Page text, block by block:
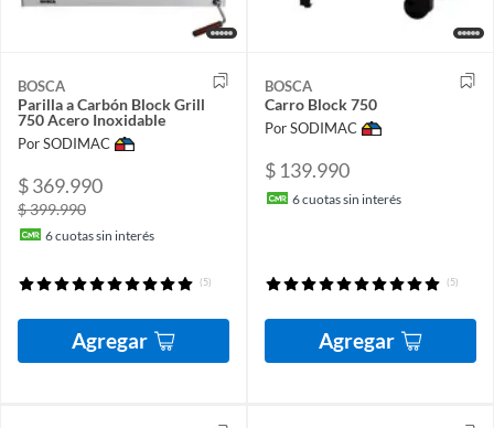
BOSCA
Parilla a Carbón Block Grill
750 Acero Inoxidable
Por SODIMAC
$ 369.990
$ 399.990
6cuotas sin interés
(5)
Agregar
BOSCA
Carro Block 750
Por SODIMAC
$ 139.990
6cuotas sin interés
(5)
Agregar